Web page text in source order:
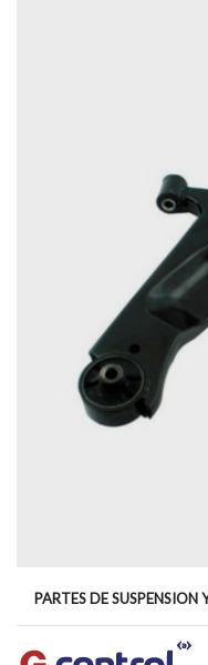
PARTES DE